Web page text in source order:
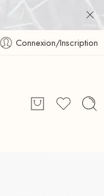
Connexion/Inscription